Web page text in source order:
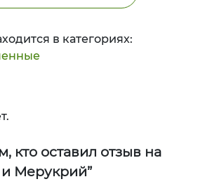
в категориях:
кто оставил отзыв на
и Мерукрий”